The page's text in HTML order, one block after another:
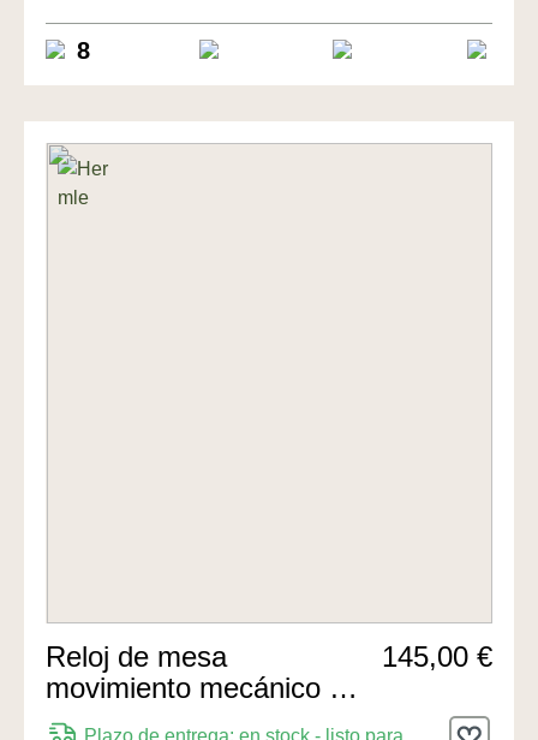
8
Reloj de mesa
movimiento mecánico de
8 días 20cm de Hermle
145,00 €
Plazo de entrega: en stock - listo para